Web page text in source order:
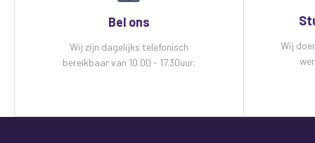
Bel ons
Wij zijn dagelijks telefonisch
bereikbaar van 10.00 - 17.30uur.
Wij